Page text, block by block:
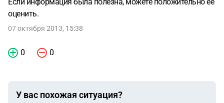
оценить.
07 октября 2013, 15:38
0 0
У вас похожая ситуация?